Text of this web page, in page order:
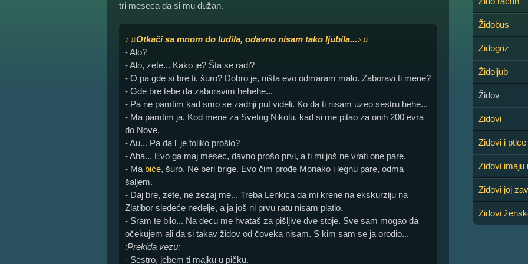
tri meseca da si mu dužan.
♪♫Otkači sa mnom do ludila, odavno nisam tako ljubila...♪♫
- Alo?
- Alo, zete... Kako je? Šta se radi?
- O pa gde si bre ti, šuro? Dobro je, ništa evo odmaram malo. Zaboravi ti mene?
- Gde bre tebe da zaboravim hehehe...
- Pa ne pamtim kad smo se zadnji put videli. Ko da ti nisam uzeo sestru hehe...
- Ma pamtim ja. Kod mene za Svetog Nikolu, kad si me pitao za onih 200 evra
do Nove.
- Au... Pa da l' je toliko prošlo?
- Aha... Evo ga maj mesec, davno prošo prvi, a ti mi još ne vrati one pare.
- Ma biće, šuro. Ne beri brige. Evo čim prođe Monako i legnu pare, odma
šaljem.
- Daj bre, zete, ne zezaj me... Treba Lenkica da mi krene na ekskurziju na
Zlatibor sledeće nedelje, a ja još ni prvu ratu nisam platio.
- Sram te bilo... Na decu me hvataš za pišljive dve stoje. Sve sam mogao da
očekujem ali da si takav židov od čoveka nisam. S kim sam se ja orodio...
:Prekida vezu:
- Sestro, jebem ti majku u pičku.
Židobus
Zidogriz
Židoljub
Židov
Zidovi
Zidovi i
Zidovi imaju
Zidovi joj
Zidovi